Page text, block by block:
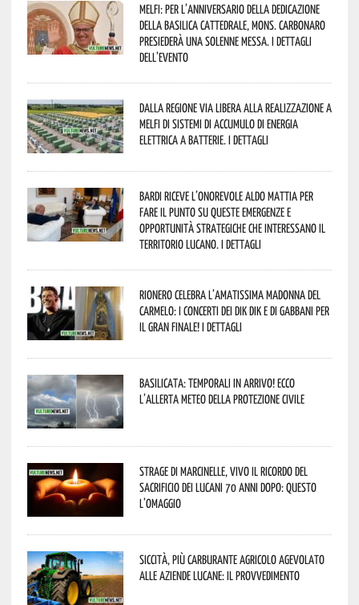
Melfi: per l’anniversario della Dedicazione
della Basilica Cattedrale, Mons. Carbonaro
presiederà una solenne messa. I dettagli
dell’evento
Dalla Regione via libera alla realizzazione a
Melfi di sistemi di accumulo di energia
elettrica a batterie. I dettagli
Bardi riceve l’onorevole Aldo Mattia per
fare il punto su queste emergenze e
opportunità strategiche che interessano il
territorio lucano. I dettagli
Rionero celebra l’amatissima Madonna del
Carmelo: i concerti dei DIK DIK e di Gabbani per
il gran finale! I dettagli
Basilicata: temporali in arrivo! Ecco
l’allerta meteo della Protezione civile
Strage di Marcinelle, vivo il ricordo del
sacrificio dei lucani 70 anni dopo: questo
l’omaggio
Siccità, più carburante agricolo agevolato
alle aziende lucane: il provvedimento